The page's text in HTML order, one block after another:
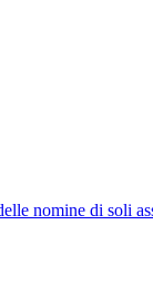
nomine di soli